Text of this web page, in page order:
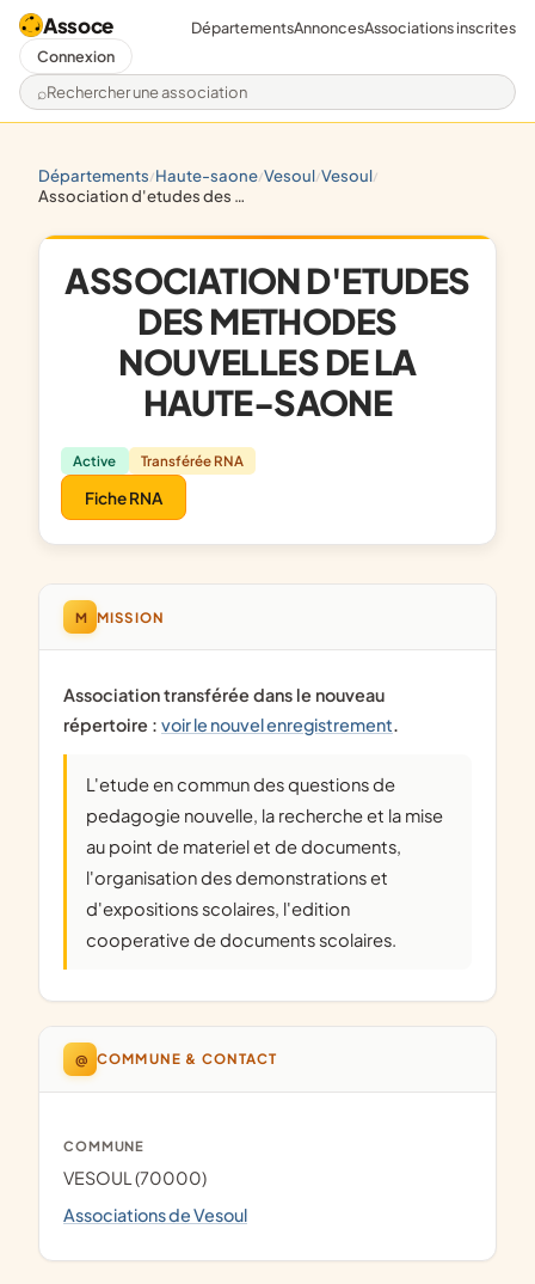
Assoce
Rechercher une association
DépartementsAnnoncesAssociations inscrites
Connexion
départements/ haute-saone/ vesoul/ vesoul/
association d'etudes des methodes nouvelles de la haute-saone
ASSOCIATION D'ETUDES
DES METHODES
NOUVELLES DE LA
HAUTE-SAONE
Active Transférée RNA
Fiche RNA
M MISSION
Association transférée dans le nouveau
répertoire : voir le nouvel enregistrement.
L'etude en commun des questions de
pedagogie nouvelle, la recherche et la mise
au point de materiel et de documents,
l'organisation des demonstrations et
d'expositions scolaires, l'edition
cooperative de documents scolaires.
@ COMMUNE & CONTACT
COMMUNE
VESOUL (70000)
Associations de Vesoul